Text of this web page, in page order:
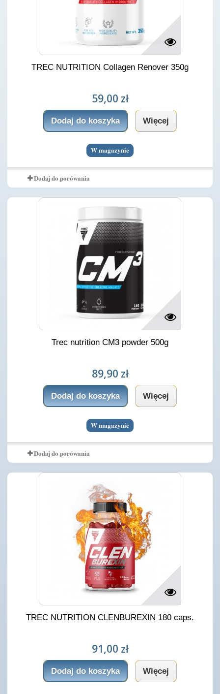
TREC NUTRITION Collagen Renover 350g
59,00 zł
Dodaj do koszyka Więcej
W magazynie
Dodaj do porówania
Trec nutrition CM3 powder 500g
89,90 zł
Dodaj do koszyka Więcej
W magazynie
Dodaj do porówania
TREC NUTRITION CLENBUREXIN 180 caps.
91,00 zł
Dodaj do koszyka Więcej